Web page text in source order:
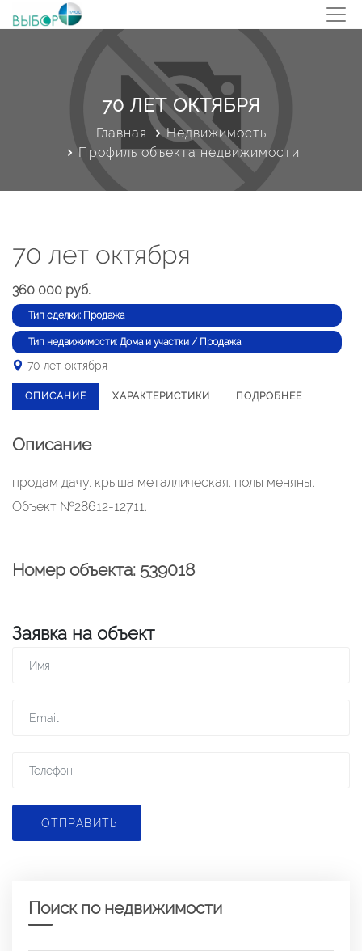
70 ЛЕТ ОКТЯБРЯ
Главная
Недвижимость
Профиль объекта недвижимости
70 лет октября
360 000 руб.
Тип сделки: Продажа
Тип недвижимости: Дома и участки / Продажа
70 лет октября
ОПИСАНИЕ ХАРАКТЕРИСТИКИ ПОДРОБНЕЕ
Описание
продам дачу. крыша металлическая. полы меняны.
Объект №28612-12711.
Номер объекта: 539018
Заявка на объект
ОТПРАВИТЬ
Поиск по недвижимости